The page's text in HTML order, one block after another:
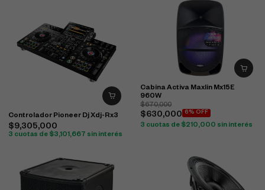
Controlador Pioneer Dj Xdj-Rx3
$9,305,000
3 cuotas de $3,101,667 sin interés
Cabina Activa Maxlin Mx15E
960W
$670,000
$630,000 6% OFF
3 cuotas de $210,000 sin interés